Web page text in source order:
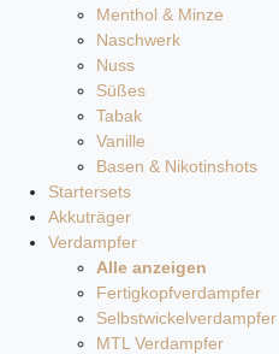
Menthol & Minze
Naschwerk
Nuss
Süßes
Tabak
Vanille
Basen & Nikotinshots
Startersets
Akkuträger
Verdampfer
Alle anzeigen
Fertigkopfverdampfer
Selbstwickelverdampfer
MTL Verdampfer